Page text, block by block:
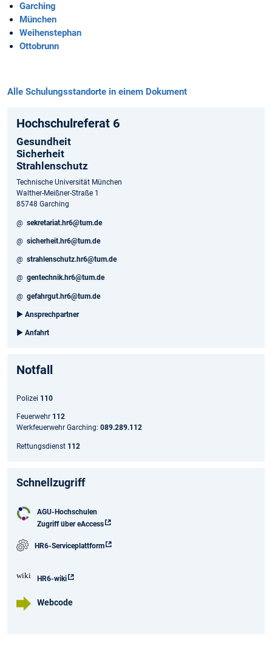
Garching
München
Weihenstephan
Ottobrunn
Alle Schulungsstandorte in einem Dokument
Hochschulreferat 6
Gesundheit
Sicherheit
Strahlenschutz
Technische Universität München
Walther-Meißner-Straße 1
85748 Garching
@ sekretariat.hr6@tum.de
@ sicherheit.hr6@tum.de
@ strahlenschutz.hr6@tum.de
@ gentechnik.hr6@tum.de
@ gefahrgut.hr6@tum.de
► Ansprechpartner
► Anfahrt
Notfall
Polizei 110
Feuerwehr 112
Werkfeuerwehr Garching: 089.289.112
Rettungsdienst 112
Schnellzugriff
AGU-Hochschulen
Zugriff über eAccess
HR6-Serviceplattform
HR6-wiki
Webcode